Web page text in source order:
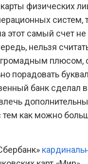
физических
систем,
этот самый счет не
нельзя
плюсом,
порадовать
банк сделал
тем как можно